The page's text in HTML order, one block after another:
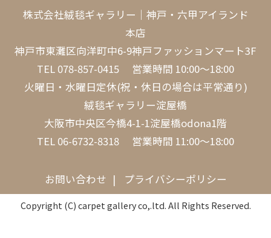
株式会社絨毯ギャラリー｜神戸・六甲アイランド
本店
神戸市東灘区向洋町中6-9神戸ファッションマート3F
TEL 078-857-0415 営業時間 10:00～18:00
火曜日・水曜日定休(祝・休日の場合は平常通り)
絨毯ギャラリー淀屋橋
大阪市中央区今橋4-1-1淀屋橋odona1階
TEL 06-6732-8318 営業時間 11:00～18:00
お問い合わせ プライバシーポリシー
Copyright (C) carpet gallery co,.ltd. All Rights Reserved.